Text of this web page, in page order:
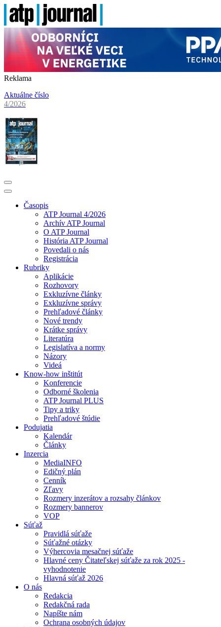
Reklama
Aktuálne číslo
4/2026
Časopis
ATP Journal 4/2026
Archív ATP Journal
O ATP Journal
História ATP Journal
Povedali o nás
Registrácia
Rubriky
Aplikácie
Rozhovory
Exkluzívne články
Exkluzívne správy
Prehľadové články
Nové trendy
Krátke správy
Literatúra
Legislatíva a normy
Názory
Videá
Know-how inštitút
Konferencie
Odborné školenia
ATP Journal PLUS
Tipy a triky
Prehľadové štúdie
Podujatia
Kalendár
Články
Inzercia
MediaINFO
Edičný plán
Cenník
Zľavy
Rozmery inzerátov a rozsahy článkov
Rozmery bannerov
VOP
Súťaž
Pravidlá súťaže
Súťažné otázky
Výhercovia mesačnej súťaže
Hlavné ceny Čitateľskej súťaže za rok 2025 -
vyhodnotenie
Hlavná súťaž 2026
O nás
Redakcia
Redakčná rada
Napíšte nám
Ochrana osobných údajov